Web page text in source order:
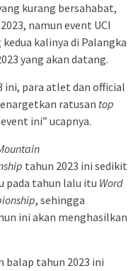
kurang bersahabat,
namun event UCI
kalinya di Palangka
yang akan datang.
ini, para atlet dan official
ratusan top
ini” ucapnya.
tahun 2023 ini sedikit
pada tahun lalu itu Word
, sehingga
ini akan menghasilkan
balap tahun 2023 ini